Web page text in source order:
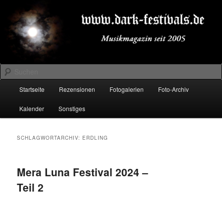
primären
Inhalt
springen
sekundären
Inhalt
springenDARK-FESTIVALS.DE
Suchen
Startseite Rezensionen Fotogalerien Foto-Archiv
Kalender Sonstiges
SCHLAGWORTARCHIV: ERDLING
Mera Luna Festival 2024 –
Teil 2